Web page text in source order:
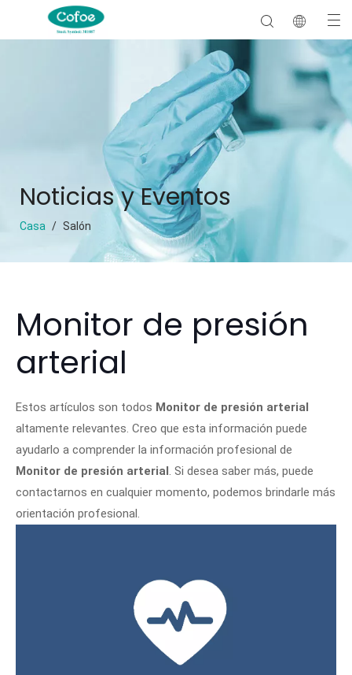
Noticias y Eventos
Casa / Salón
Monitor de presión
arterial
Estos artículos son todos Monitor de presión arterial
altamente relevantes. Creo que esta información puede
ayudarlo a comprender la información profesional de
Monitor de presión arterial. Si desea saber más, puede
contactarnos en cualquier momento, podemos brindarle más
orientación profesional.